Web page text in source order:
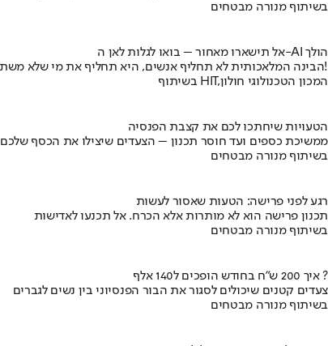
בשיתוף מנורה מבטחים
אל תישארו מאחור – בואו לגלות לאן ה-AI הולך
הבינה המלאכותית לא תחליף אנשים, היא תחליף את מי שלא משתמש בה!
בשיתוף HIT,המכון הטכנולוגי חולון
הטעויות שיחתכו לכם את קצבת הפנסיה
ממשיכת כספים ועד חוסר תכנון – הצעדים שיצילו את הכסף שלכם
בשיתוף מנורה מבטחים
רגע לפני פרישה: הטעות שאסור לעשות
תכנון פרישה הוא לא מותרות אלא הכרח. אל תכנעו לאדישות
בשיתוף מנורה מבטחים
איך 200 ש"ח בחודש הופכים ל140 אלף ?
צעדים קטנים שיכולים לסגור את הבור הפנסיוני בין נשים לגברים
בשיתוף מנורה מבטחים